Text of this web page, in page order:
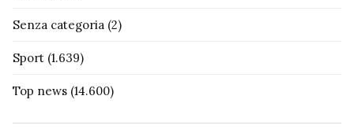
Senza categoria (2)
Sport (1.639)
Top news (14.600)